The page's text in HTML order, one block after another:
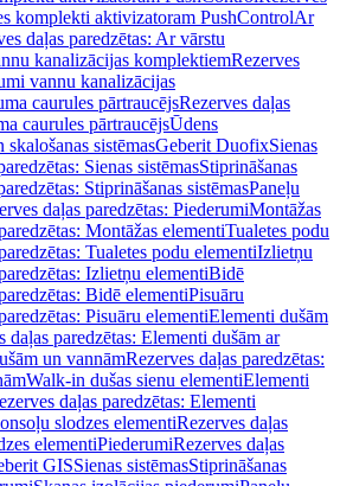
komplekti aktivizatoram PushControlAr
daļas paredzētas: Ar vārstu
kanalizācijas komplektiemRezerves
vannu kanalizācijas
caurules pārtraucējsRezerves daļas
caurules pārtraucējsŪdens
skalošanas sistēmasGeberit DuofixSienas
Sienas sistēmasStiprināšanas
Stiprināšanas sistēmasPaneļu
daļas paredzētas: PiederumiMontāžas
Montāžas elementiTualetes podu
Tualetes podu elementiIzlietņu
Izlietņu elementiBidē
Bidē elementiPisuāru
Pisuāru elementiElementi dušām
daļas paredzētas: Elementi dušām ar
un vannāmRezerves daļas paredzētas:
Walk-in dušas sienu elementiElementi
daļas paredzētas: Elementi
slodzes elementiRezerves daļas
elementiPiederumiRezerves daļas
GISSienas sistēmasStiprināšanas